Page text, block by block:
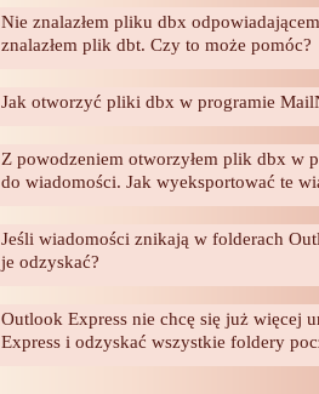
Nie znalazłem pliku dbx
znalazłem plik dbt. Czy to może pomóc?
Jak otworzyć pliki dbx w programie
Z powodzeniem otworzyłem plik dbx w
do wiadomości. Jak wyeksportować te
Jeśli wiadomości znikają w folderach
je odzyskać?
Outlook Express nie chcę się już więcej
Express i odzyskać wszystkie foldery